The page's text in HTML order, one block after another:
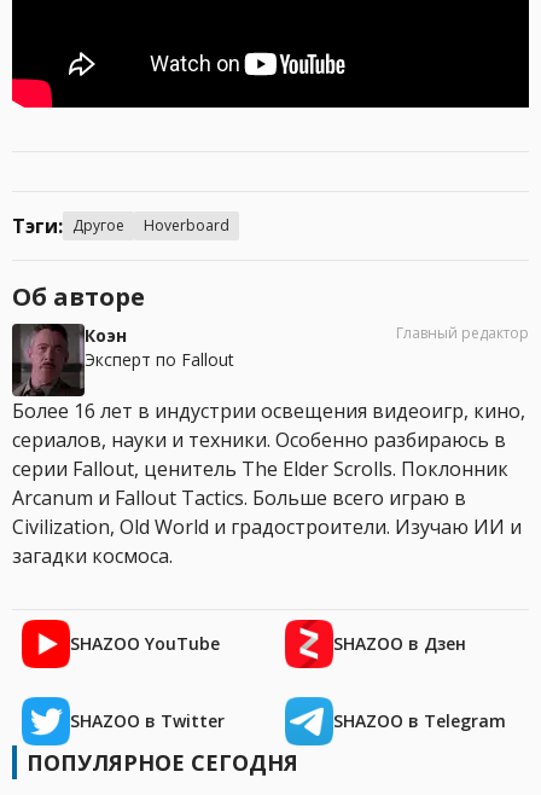
Тэги: Другое Hoverboard
Об авторе
Коэн
Эксперт по Fallout
Главный редактор
Более 16 лет в индустрии освещения видеоигр, кино,
сериалов, науки и техники. Особенно разбираюсь в
серии Fallout, ценитель The Elder Scrolls. Поклонник
Arcanum и Fallout Tactics. Больше всего играю в
Civilization, Old World и градостроители. Изучаю ИИ и
загадки космоса.
SHAZOO YouTube SHAZOO в Дзен
SHAZOO в Twitter SHAZOO в Telegram
ПОПУЛЯРНОЕ СЕГОДНЯ